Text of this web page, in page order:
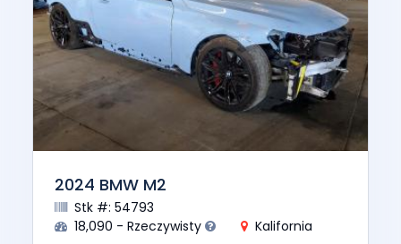
2024 BMW M2
Stk #: 54793
18,090 - Rzeczywisty
Kalifornia